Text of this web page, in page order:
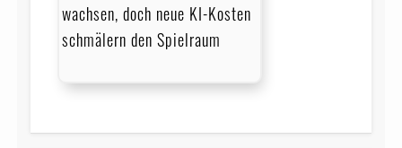
wachsen, doch neue KI-Kosten
schmälern den Spielraum